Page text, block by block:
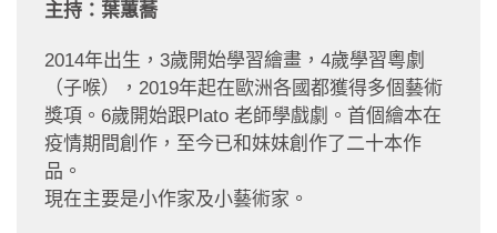
主持：葉蕙蕎
2014年出生，3歲開始學習繪畫，4歲學習粵劇
（子喉），2019年起在歐洲各國都獲得多個藝術
獎項。6歲開始跟Plato 老師學戲劇。首個繪本在
疫情期間創作，至今已和妹妹創作了二十本作
品。
現在主要是小作家及小藝術家。